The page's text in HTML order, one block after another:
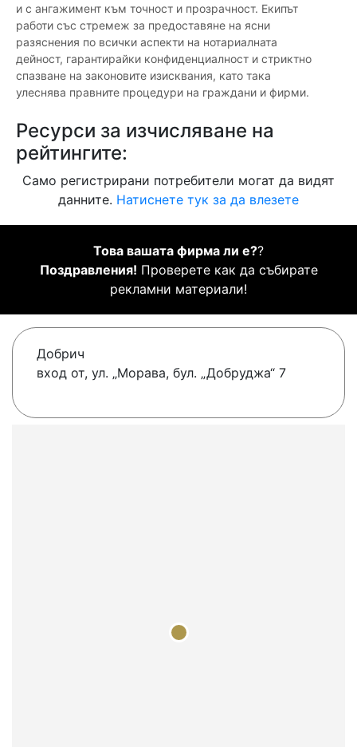
и с ангажимент към точност и прозрачност. Екипът
работи със стремеж за предоставяне на ясни
разяснения по всички аспекти на нотариалната
дейност, гарантирайки конфиденциалност и стриктно
спазване на законовите изисквания, като така
улеснява правните процедури на граждани и фирми.
Ресурси за изчисляване на
рейтингите:
Само регистрирани потребители могат да видят
данните. Натиснете тук за да влезете
Това вашата фирма ли е??
Поздравления! Проверете как да събирате
рекламни материали!
Добрич
вход от, ул. „Морава, бул. „Добруджа“ 7